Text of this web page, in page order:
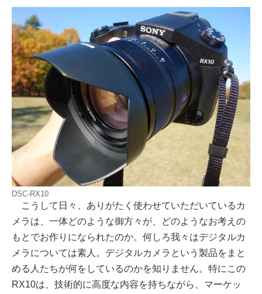
DSC-RX10
こうして日々、ありがたく使わせていただいているカ
メラは、一体どのような御方々が、どのようなお考えの
もとでお作りになられたのか。何しろ我々はデジタルカ
メラについては素人。デジタルカメラという製品をまと
める人たちが何をしているのかを知りません。特にこの
RX10は、技術的に高度な内容を持ちながら、マーケッ